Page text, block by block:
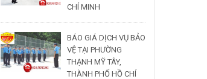
CHÍ MINH
BÁO GIÁ DỊCH VỤ BẢO
VỆ TẠI PHƯỜNG
THẠNH MỸ TÂY,
THÀNH PHỐ HỒ CHÍ